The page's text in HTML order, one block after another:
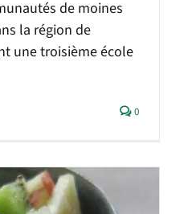
de moines
la région de
une troisième école
0